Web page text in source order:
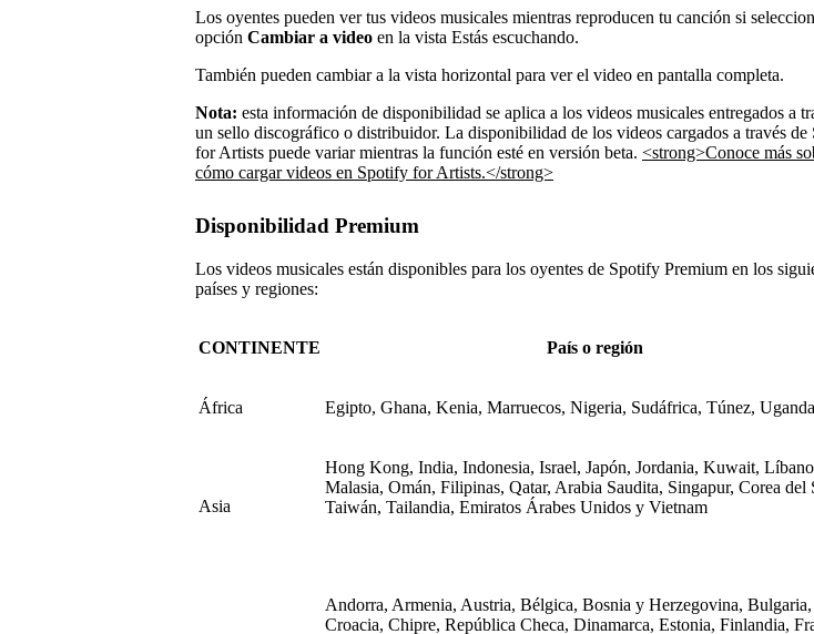
Los oyentes pueden ver tus videos musicales mientras reproducen tu canción si
opción Cambiar a video en la vista Estás escuchando.
También pueden cambiar a la vista horizontal para ver el video en pantalla completa.
Nota: esta información de disponibilidad se aplica a los videos musicales entregados a
un sello discográfico o distribuidor. La disponibilidad de los videos cargados a través de
for Artists puede variar mientras la función esté en versión beta. <strong>Conoce más
cómo cargar videos en Spotify for Artists.</strong>
Disponibilidad Premium
Los videos musicales están disponibles para los oyentes de Spotify Premium en los
países y regiones:
CONTINENTE País o región
África Egipto, Ghana, Kenia, Marruecos, Nigeria, Sudáfrica, Túnez, Uganda
Asia
Hong Kong, India, Indonesia, Israel, Japón, Jordania, Kuwait,
Malasia, Omán, Filipinas, Qatar, Arabia Saudita, Singapur, Corea del
Taiwán, Tailandia, Emiratos Árabes Unidos y Vietnam
Andorra, Armenia, Austria, Bélgica, Bosnia y Herzegovina, Bulgaria,
Croacia, Chipre, República Checa, Dinamarca, Estonia, Finlandia,